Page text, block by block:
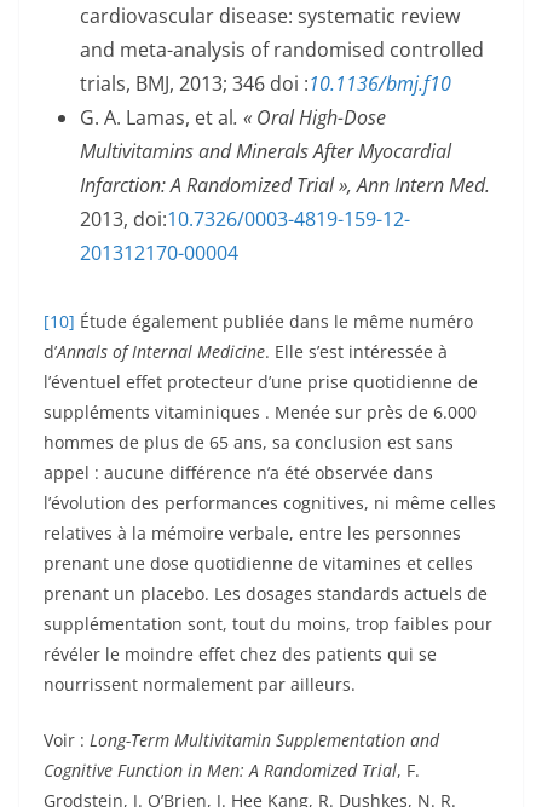
cardiovascular disease: systematic review
and meta-analysis of randomised controlled
trials, BMJ, 2013; 346 doi :10.1136/bmj.f10
G. A. Lamas, et al. « Oral High-Dose
Multivitamins and Minerals After Myocardial
Infarction: A Randomized Trial », Ann Intern Med.
2013, doi:10.7326/0003-4819-159-12-
201312170-00004
[10] Étude également publiée dans le même numéro
d’Annals of Internal Medicine. Elle s’est intéressée à
l’éventuel effet protecteur d’une prise quotidienne de
suppléments vitaminiques . Menée sur près de 6.000
hommes de plus de 65 ans, sa conclusion est sans
appel : aucune différence n’a été observée dans
l’évolution des performances cognitives, ni même celles
relatives à la mémoire verbale, entre les personnes
prenant une dose quotidienne de vitamines et celles
prenant un placebo. Les dosages standards actuels de
supplémentation sont, tout du moins, trop faibles pour
révéler le moindre effet chez des patients qui se
nourrissent normalement par ailleurs.
Voir : Long-Term Multivitamin Supplementation and
Cognitive Function in Men: A Randomized Trial, F.
Grodstein, J. O’Brien, J. Hee Kang, R. Dushkes, N. R.